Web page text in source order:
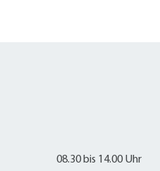
08.30 bis 14.00 Uhr